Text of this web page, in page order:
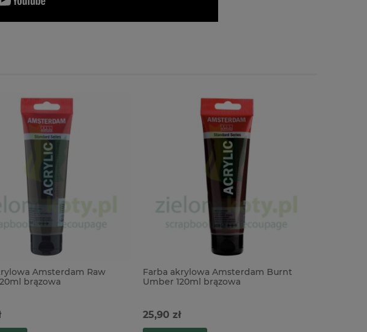
Amsterdam Raw
brązowa
Farba akrylowa Amsterdam Burnt
Umber 120ml brązowa
25,90 zł